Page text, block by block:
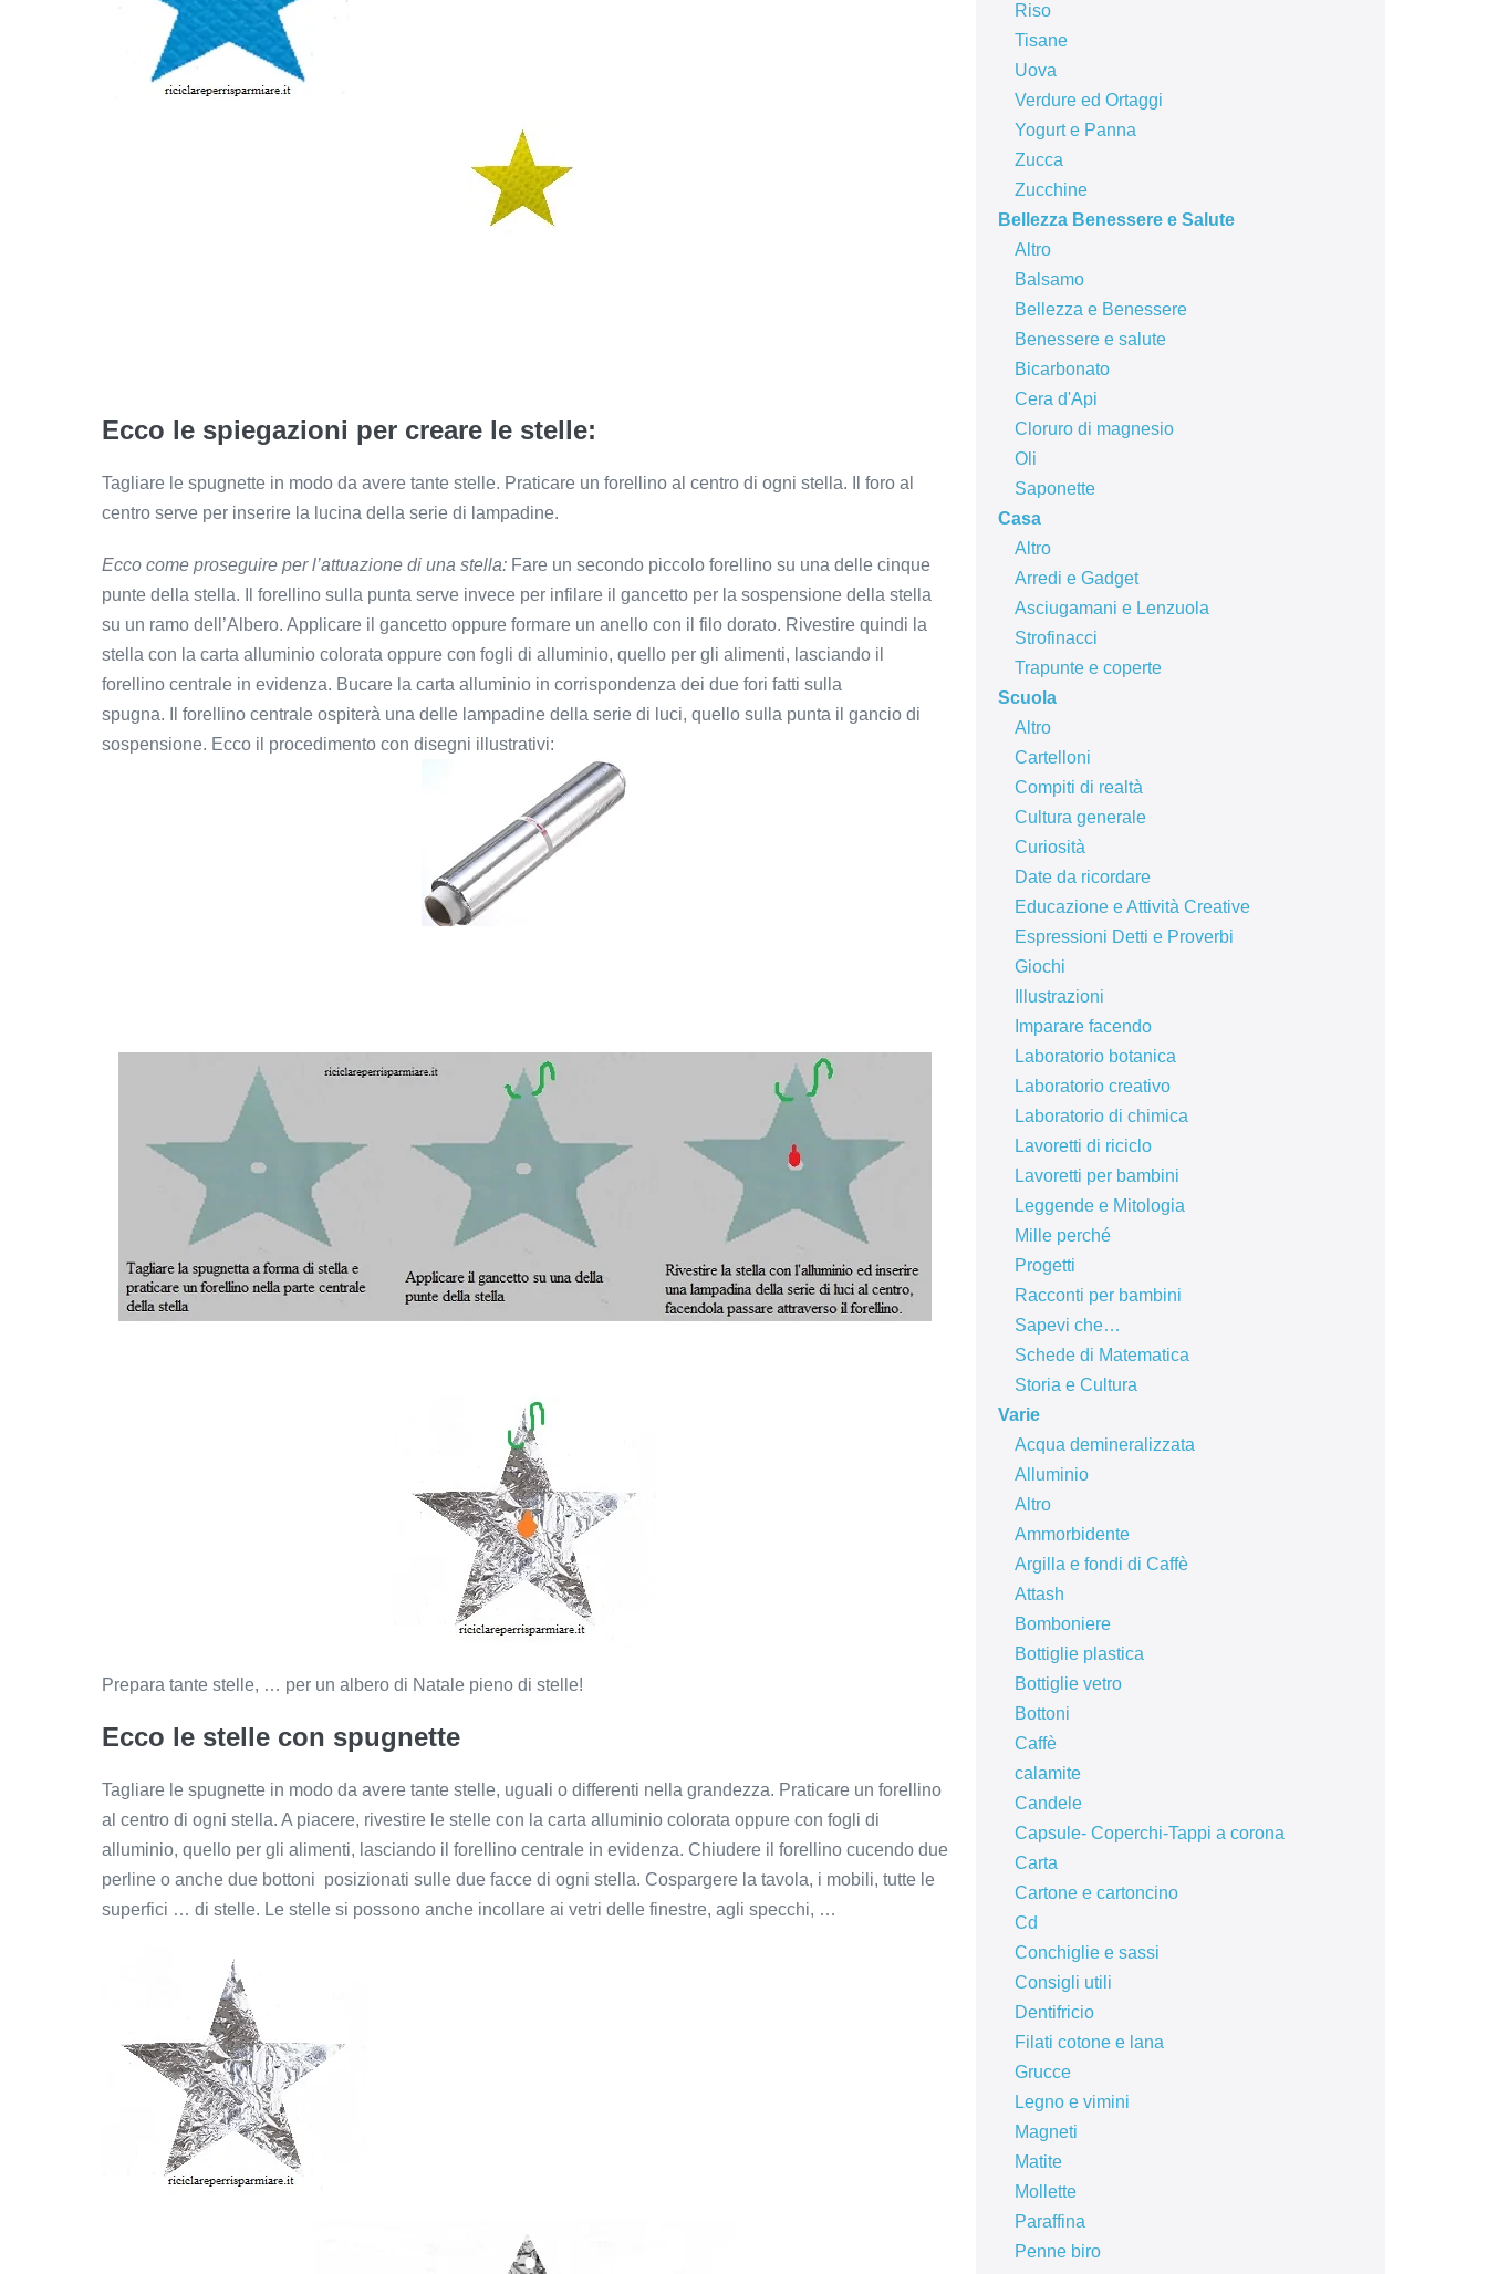
Ecco le spiegazioni per creare le stelle:
Tagliare le spugnette in modo da avere tante stelle. Praticare un forellino al centro di ogni stella. Il foro al
centro serve per inserire la lucina della serie di lampadine.
Ecco come proseguire per l’attuazione di una stella: Fare un secondo piccolo forellino su una delle cinque
punte della stella. Il forellino sulla punta serve invece per infilare il gancetto per la sospensione della stella
su un ramo dell’Albero. Applicare il gancetto oppure formare un anello con il filo dorato. Rivestire quindi la
stella con la carta alluminio colorata oppure con fogli di alluminio, quello per gli alimenti, lasciando il
forellino centrale in evidenza. Bucare la carta alluminio in corrispondenza dei due fori fatti sulla
spugna. Il forellino centrale ospiterà una delle lampadine della serie di luci, quello sulla punta il gancio di
sospensione. Ecco il procedimento con disegni illustrativi:
Prepara tante stelle, … per un albero di Natale pieno di stelle!
Ecco le stelle con spugnette
Tagliare le spugnette in modo da avere tante stelle, uguali o differenti nella grandezza. Praticare un forellino
al centro di ogni stella. A piacere, rivestire le stelle con la carta alluminio colorata oppure con fogli di
alluminio, quello per gli alimenti, lasciando il forellino centrale in evidenza. Chiudere il forellino cucendo due
perline o anche due bottoni posizionati sulle due facce di ogni stella. Cospargere la tavola, i mobili, tutte le
superfici … di stelle. Le stelle si possono anche incollare ai vetri delle finestre, agli specchi, …
Riso
Tisane
Uova
Verdure ed Ortaggi
Yogurt e Panna
Zucca
Zucchine
Bellezza Benessere e Salute
Altro
Balsamo
Bellezza e Benessere
Benessere e salute
Bicarbonato
Cera d'Api
Cloruro di magnesio
Oli
Saponette
Casa
Altro
Arredi e Gadget
Asciugamani e Lenzuola
Strofinacci
Trapunte e coperte
Scuola
Altro
Cartelloni
Compiti di realtà
Cultura generale
Curiosità
Date da ricordare
Educazione e Attività Creative
Espressioni Detti e Proverbi
Giochi
Illustrazioni
Imparare facendo
Laboratorio botanica
Laboratorio creativo
Laboratorio di chimica
Lavoretti di riciclo
Lavoretti per bambini
Leggende e Mitologia
Mille perché
Progetti
Racconti per bambini
Sapevi che…
Schede di Matematica
Storia e Cultura
Varie
Acqua demineralizzata
Alluminio
Altro
Ammorbidente
Argilla e fondi di Caffè
Attash
Bomboniere
Bottiglie plastica
Bottiglie vetro
Bottoni
Caffè
calamite
Candele
Capsule- Coperchi-Tappi a corona
Carta
Cartone e cartoncino
Cd
Conchiglie e sassi
Consigli utili
Dentifricio
Filati cotone e lana
Grucce
Legno e vimini
Magneti
Matite
Mollette
Paraffina
Penne biro